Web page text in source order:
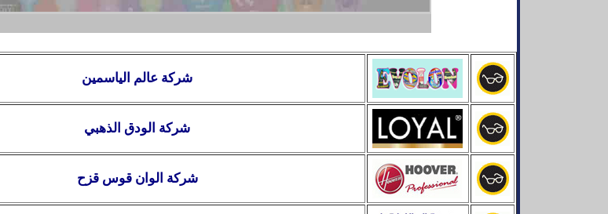
شركة عالم الياسمين
شركة الودق الذهبي
شركة الوان قوس قزح